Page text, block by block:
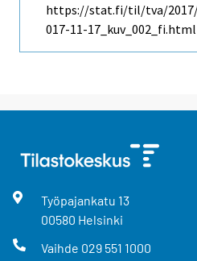
https://stat.fi/til/tva/2017/
017-11-17_kuv_002_fi.html
Työpajankatu 13
00580 Helsinki
Vaihde 029 551 1000